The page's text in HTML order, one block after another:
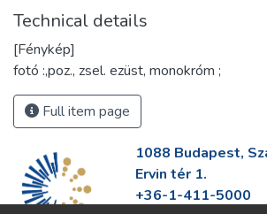
Technical details
[Fénykép]
fotó :,poz., zsel. ezüst, monokróm ;
Full item page
1088 Budapest,
Ervin tér 1.
+36-1-411-5000